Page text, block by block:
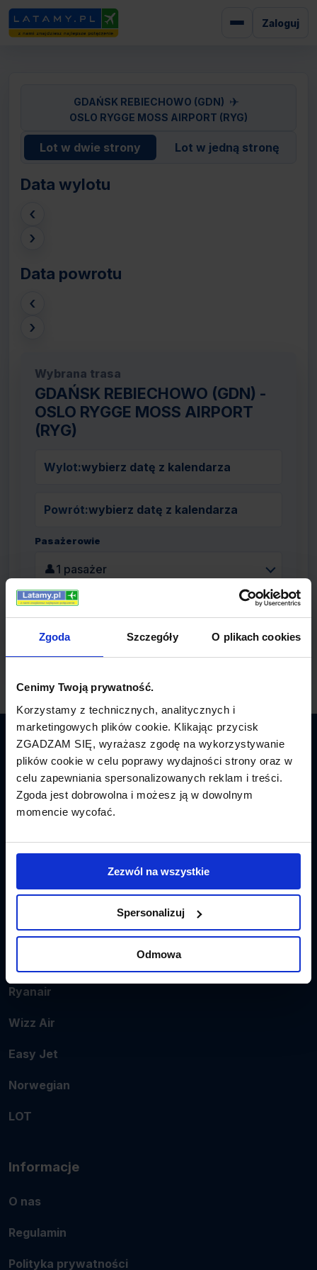
Zgoda Szczegóły O plikach cookies
Cenimy Twoją prywatność.
Korzystamy z technicznych, analitycznych i
marketingowych plików cookie. Klikając przycisk
ZGADZAM SIĘ, wyrażasz zgodę na wykorzystywanie
plików cookie w celu poprawy wydajności strony oraz w
celu zapewniania spersonalizowanych reklam i treści.
Zgoda jest dobrowolna i możesz ją w dowolnym
momencie wycofać.
Zezwól na wszystkie
Spersonalizuj
Odmowa
Zaloguj
GDAŃSK REBIECHOWO (GDN) ✈
OSLO RYGGE MOSS AIRPORT (RYG)
Lot w dwie strony Lot w jedną stronę
Data wylotu
‹
›
Data powrotu
‹
›
Wybrana trasa
GDAŃSK REBIECHOWO (GDN) -
OSLO RYGGE MOSS AIRPORT
(RYG)
Wylot:wybierz datę z kalendarza
Powrót:wybierz datę z kalendarza
Pasażerowie
👤1 pasażer
Latamy.pl
Bilety lotnicze
Promocje
Linie lotnicze
Ryanair
Wizz Air
Easy Jet
Norwegian
LOT
Informacje
O nas
Regulamin
Polityka prywatności